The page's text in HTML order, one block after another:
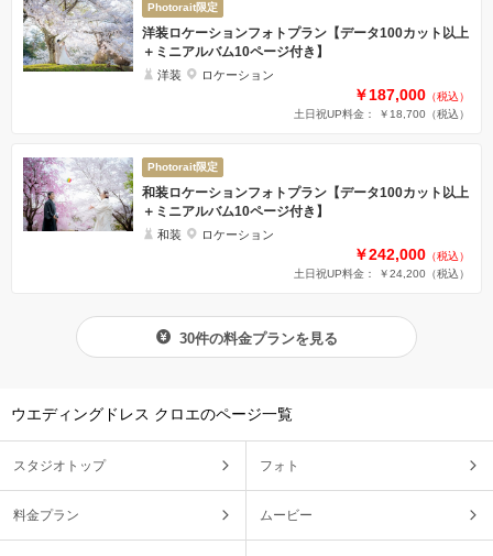
Photorait限定
洋装ロケーションフォトプラン【データ100カット以上
＋ミニアルバム10ページ付き】
洋装 ロケーション
￥187,000 （税込）
土日祝UP料金： ￥18,700 （税込）
Photorait限定
和装ロケーションフォトプラン【データ100カット以上
＋ミニアルバム10ページ付き】
和装 ロケーション
￥242,000 （税込）
土日祝UP料金： ￥24,200 （税込）
30件の料金プランを見る
ウエディングドレス クロエのページ一覧
スタジオトップ フォト
料金プラン ムービー